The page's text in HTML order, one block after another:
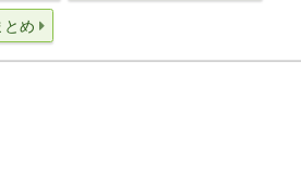
とめ